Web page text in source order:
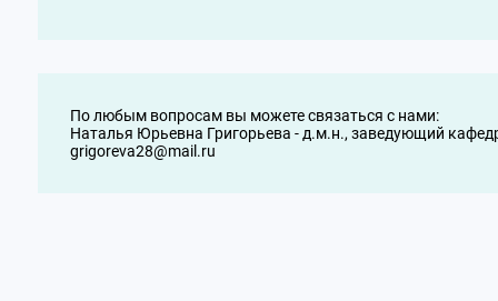
По любым вопросам вы можете связаться с нами:
Наталья Юрьевна Григорьева - д.м.н., заведующий
grigoreva28@mail.ru